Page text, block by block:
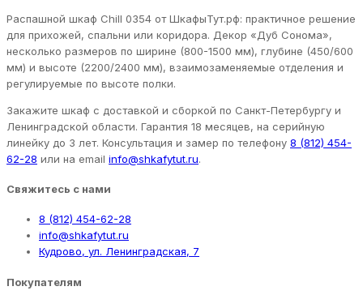
Распашной шкаф Chill 0354 от ШкафыТут.рф: практичное решение
для прихожей, спальни или коридора. Декор «Дуб Сонома»,
несколько размеров по ширине (800-1500 мм), глубине (450/600
мм) и высоте (2200/2400 мм), взаимозаменяемые отделения и
регулируемые по высоте полки.
Закажите шкаф с доставкой и сборкой по Санкт-Петербургу и
Ленинградской области. Гарантия 18 месяцев, на серийную
линейку до 3 лет. Консультация и замер по телефону 8 (812) 454-
62-28 или на email info@shkafytut.ru.
Свяжитесь с нами
8 (812) 454-62-28
info@shkafytut.ru
Кудрово, ул. Ленинградская, 7
Покупателям